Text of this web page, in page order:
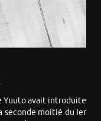
Yuuto avait introduite
seconde moitié du Ier